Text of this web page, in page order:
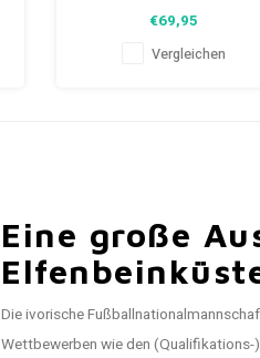
Gesamtzustand des Hemdes:
10/10 (BNWT)
€69,95
Vergleichen
Eine große
Die ivorische
Wettbewerben wie den